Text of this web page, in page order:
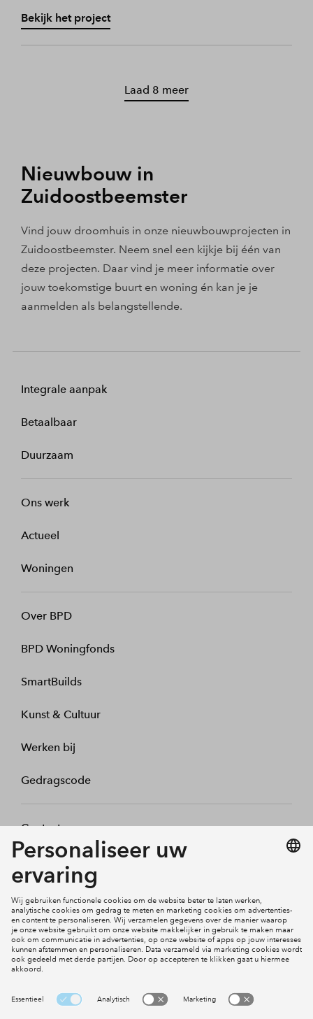
Bekijk het project
Laad 8 meer
Nieuwbouw in
Zuidoostbeemster
Vind jouw droomhuis in onze nieuwbouwprojecten in
Zuidoostbeemster. Neem snel een kijkje bij één van
deze projecten. Daar vind je meer informatie over
jouw toekomstige buurt en woning én kan je je
aanmelden als belangstellende.
Integrale aanpak
Betaalbaar
Duurzaam
Ons werk
Actueel
Woningen
Over BPD
BPD Woningfonds
SmartBuilds
Kunst & Cultuur
Werken bij
Gedragscode
Contact
Mijn profiel
Social Media